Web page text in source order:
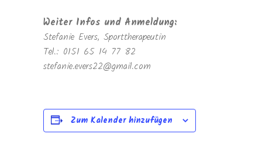
Weiter Infos und Anmeldung:
Stefanie Evers, Sporttherapeutin
Tel.: 0151 65 14 77 82
stefanie.evers22@gmail.com
Zum Kalender hinzufügen